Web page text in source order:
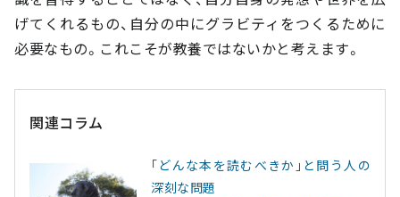
げてくれるもの、自分の中にグラビティをつくるために
必要なもの。これこそが教養ではないかと考えます。
関連コラム
｢どんな本を読むべきか｣と問う人の
深刻な問題